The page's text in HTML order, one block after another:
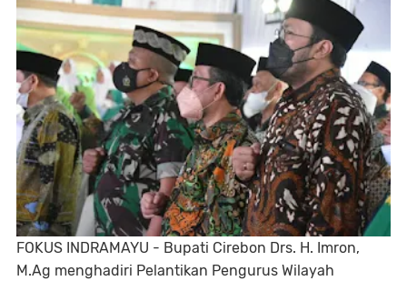
FOKUS INDRAMAYU - Bupati Cirebon Drs. H. Imron,
M.Ag menghadiri Pelantikan Pengurus Wilayah